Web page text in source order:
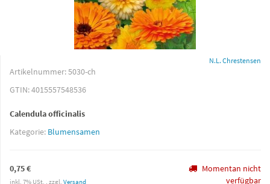
N.L. Chrestensen
Artikelnummer:5030-ch
GTIN:4015557548536
Calendula officinalis
Kategorie: Blumensamen
0,75 €
inkl. 7% USt. , zzgl. Versand
Momentan nicht
verfügbar